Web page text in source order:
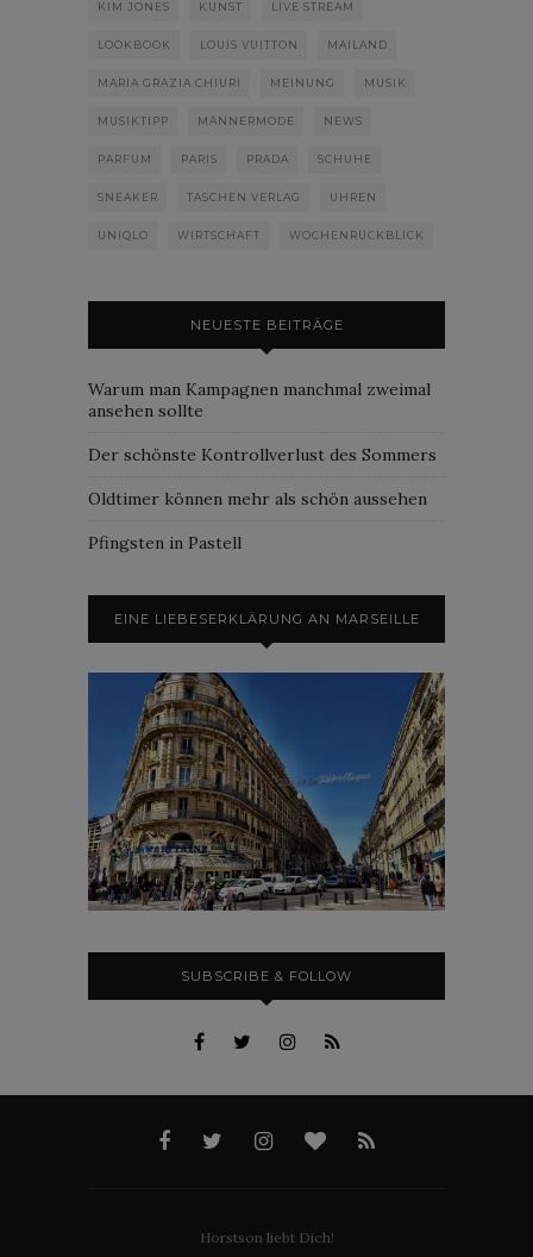
KIM JONES KUNST LIVE STREAM
LOOKBOOK LOUIS VUITTON MAILAND
MARIA GRAZIA CHIURI MEINUNG MUSIK
MUSIKTIPP MÄNNERMODE NEWS
PARFUM PARIS PRADA SCHUHE
SNEAKER TASCHEN VERLAG UHREN
UNIQLO WIRTSCHAFT WOCHENRÜCKBLICK
NEUESTE BEITRÄGE
Warum man Kampagnen manchmal zweimal
ansehen sollte
Der schönste Kontrollverlust des Sommers
Oldtimer können mehr als schön aussehen
Pfingsten in Pastell
EINE LIEBESERKLÄRUNG AN MARSEILLE
SUBSCRIBE & FOLLOW
Horstson liebt Dich!